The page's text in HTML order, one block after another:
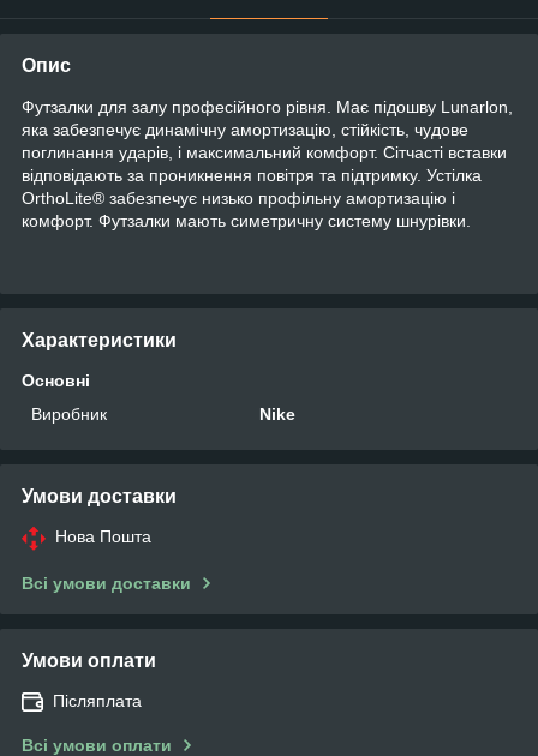
Опис
Футзалки для залу професійного рівня. Має підошву Lunarlon,
яка забезпечує динамічну амортизацію, стійкість, чудове
поглинання ударів, і максимальний комфорт. Сітчасті вставки
відповідають за проникнення повітря та підтримку. Устілка
OrthoLite® забезпечує низько профільну амортизацію і
комфорт. Футзалки мають симетричну систему шнурівки.
Характеристики
Основні
Виробник
Nike
Умови доставки
Нова Пошта
Всі умови доставки
Умови оплати
Післяплата
Всі умови оплати